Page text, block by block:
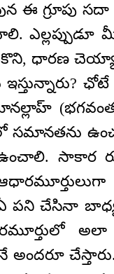
సదా
ధారణ
సమానతను
సాకార
చేసినా
అలా
అందరూ